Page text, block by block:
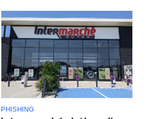
PHISHING